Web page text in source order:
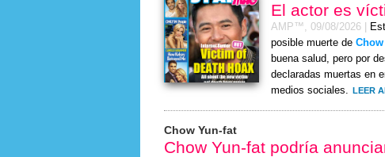
El actor es
AMP™, 09/08/2026
posible muerte de
buena salud, pero por
declaradas muertas en
medios sociales. LEER
Chow Yun-fat
Chow Yun-fat podría